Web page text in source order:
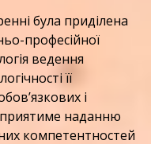
була приділена
професійної
ведення
її
і
наданню
компетентностей